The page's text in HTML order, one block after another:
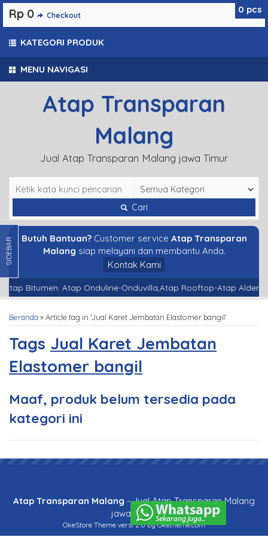
MENU NAVIGASI
Atap Transparan
Malang
Jual Atap Transparan Malang jawa Timur
Cari
Butuh Bantuan?Customer service Atap Transparan
Malang siap melayani dan membantu Anda.
Kontak Kami
Atap Bitumen. Atap Onduline-Onduvilla,Atap Rooftop-Atap Alderon-
Beranda »Article tag in 'Jual Karet Jembatan Elastomer bangil'
Tags Jual Karet Jembatan
Elastomer bangil
Maaf, produk belum tersedia pada
kategori ini
0 pcs
Rp 0 Checkout
KATEGORI PRODUK
SIDEBAR
Atap Transparan Malang - Jual Atap Transparan Malang
jawa Timur
OkeStore Theme versi 2.0 by Oketheme.com